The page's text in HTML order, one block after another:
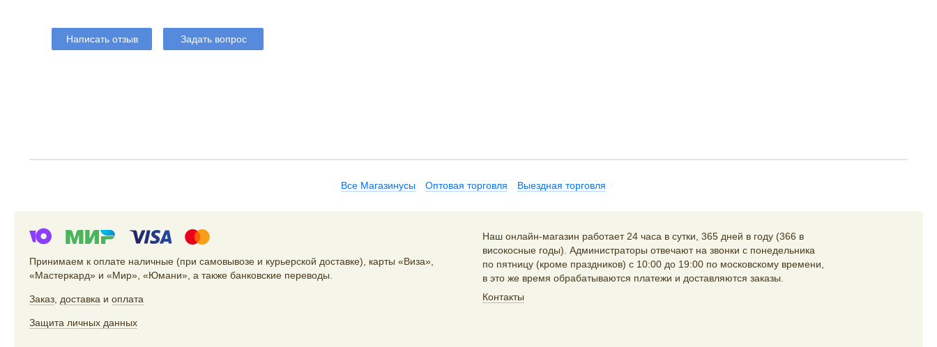
Написать отзыв Задать вопрос
Все Магазинусы Оптовая торговля Выездная торговля
Принимаем к оплате наличные (при самовывозе и курьерской доставке), карты «Виза»,
«Мастеркард» и «Мир», «Юмани», а также банковские переводы.
Заказ доставка и оплата
Защита личных данных
Наш онлайн-магазин работает 24 часа в сутки, 365 дней в году (366 в
високосные годы). Администраторы отвечают на звонки с понедельника
по пятницу (кроме праздников) с 10:00 до 19:00 по московскому времени,
в это же время обрабатываются платежи и доставляются заказы.
Контакты